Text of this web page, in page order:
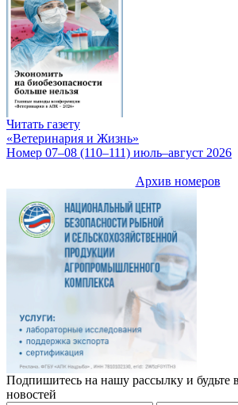
Читать газету
«Ветеринария и Жизнь»
Номер 07–08 (110–111) июль–август 2026
Архив номеров
Подпишитесь на нашу рассылку и будьте
новостей